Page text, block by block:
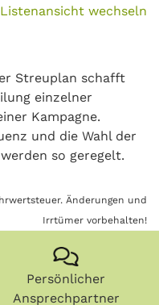
wechseln
Streuplan schafft
einzelner
Kampagne.
und die Wahl der
so geregelt.
Änderungen und
Irrtümer vorbehalten!
Persönlicher
Ansprechpartner